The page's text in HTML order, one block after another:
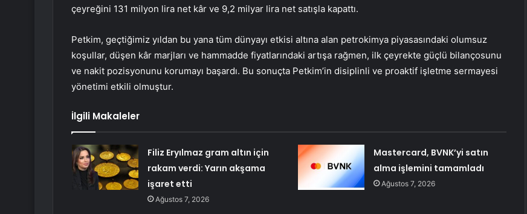
çeyreğini 131 milyon lira net kâr ve 9,2 milyar lira net satışla kapattı.
Petkim, geçtiğimiz yıldan bu yana tüm dünyayı etkisi altına alan petrokimya piyasasındaki olumsuz
koşullar, düşen kâr marjları ve hammadde fiyatlarındaki artışa rağmen, ilk çeyrekte güçlü bilançosunu
ve nakit pozisyonunu korumayı başardı. Bu sonuçta Petkim’in disiplinli ve proaktif işletme sermayesi
yönetimi etkili olmuştur.
İlgili Makaleler
Filiz Eryılmaz gram altın için
rakam verdi: Yarın akşama
işaret etti
Ağustos 7, 2026
Mastercard, BVNK’yi satın
alma işlemini tamamladı
Ağustos 7, 2026